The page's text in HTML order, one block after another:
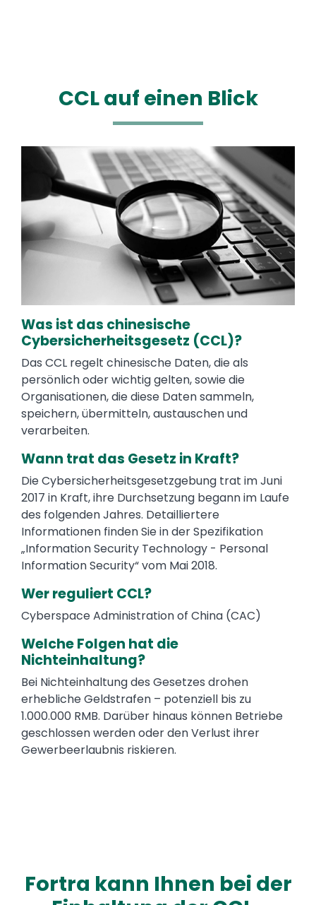
CCL auf einen Blick
Image
Was ist das chinesische
Cybersicherheitsgesetz (CCL)?
Das CCL regelt chinesische Daten, die als
persönlich oder wichtig gelten, sowie die
Organisationen, die diese Daten sammeln,
speichern, übermitteln, austauschen und
verarbeiten.
Wann trat das Gesetz in Kraft?
Die Cybersicherheitsgesetzgebung trat im Juni
2017 in Kraft, ihre Durchsetzung begann im Laufe
des folgenden Jahres. Detailliertere
Informationen finden Sie in der Spezifikation
„Information Security Technology - Personal
Information Security“ vom Mai 2018.
Wer reguliert CCL?
Cyberspace Administration of China (CAC)
Welche Folgen hat die
Nichteinhaltung?
Bei Nichteinhaltung des Gesetzes drohen
erhebliche Geldstrafen – potenziell bis zu
1.000.000 RMB. Darüber hinaus können Betriebe
geschlossen werden oder den Verlust ihrer
Gewerbeerlaubnis riskieren.
Fortra kann Ihnen bei der